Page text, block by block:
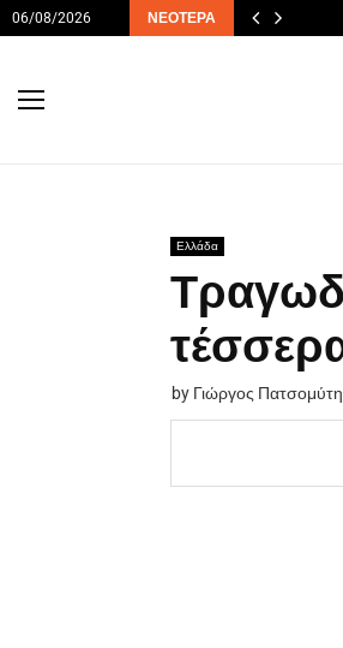
06/08/2026 ΝΕΌΤΕΡΑ
Ελλάδα
by Γιώργος